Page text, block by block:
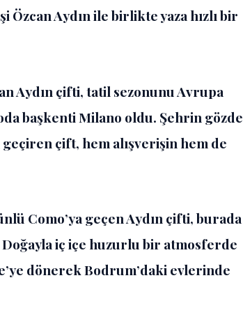
Özcan Aydın ile birlikte yaza hızlı bir
Aydın çifti, tatil sezonunu Avrupa
başkenti Milano oldu. Şehrin gözde
çift, hem alışverişin hem de
Como’ya geçen Aydın çifti, burada
iç içe huzurlu bir atmosferde
dönerek Bodrum’daki evlerinde